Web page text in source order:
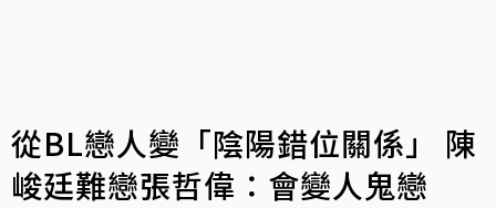
從BL戀人變「陰陽錯位關係」 陳
峻廷難戀張哲偉：會變人鬼戀